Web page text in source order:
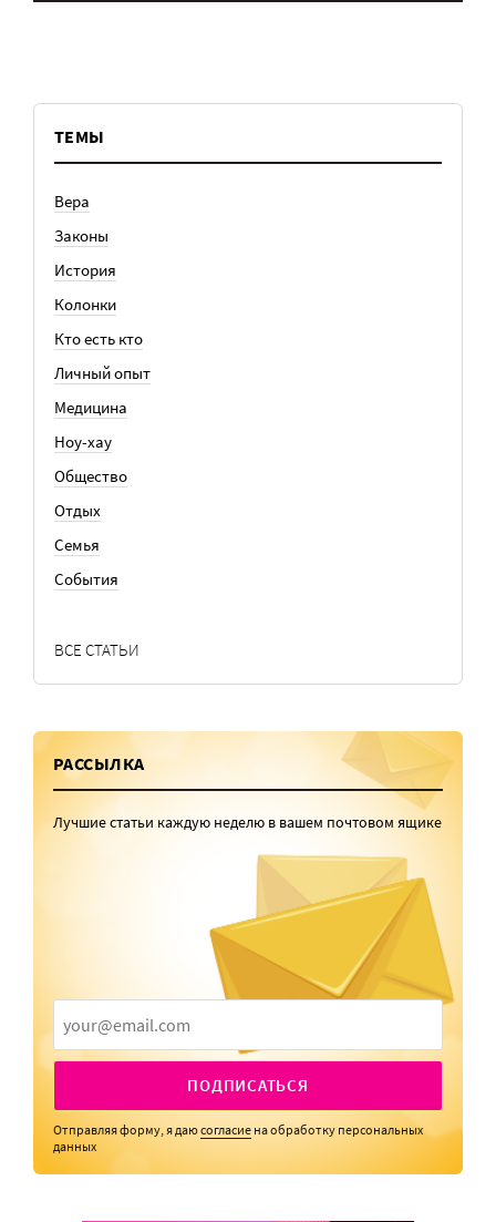
ТЕМЫ
Вера
Законы
История
Колонки
Кто есть кто
Личный опыт
Медицина
Ноу-хау
Общество
Отдых
Семья
События
ВСЕ СТАТЬИ
РАССЫЛКА
Лучшие статьи каждую неделю в вашем почтовом ящике
ПОДПИСАТЬСЯ
Отправляя форму, я даюсогласие на обработку персональных
данных